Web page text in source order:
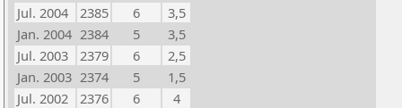
Jul. 2004
2385 6
3,5
Jan. 2004 2384 5
3,5
Jul. 2003
2379 6
2,5
Jan. 2003 2374 5
1,5
Jul. 2002
2376 6
4